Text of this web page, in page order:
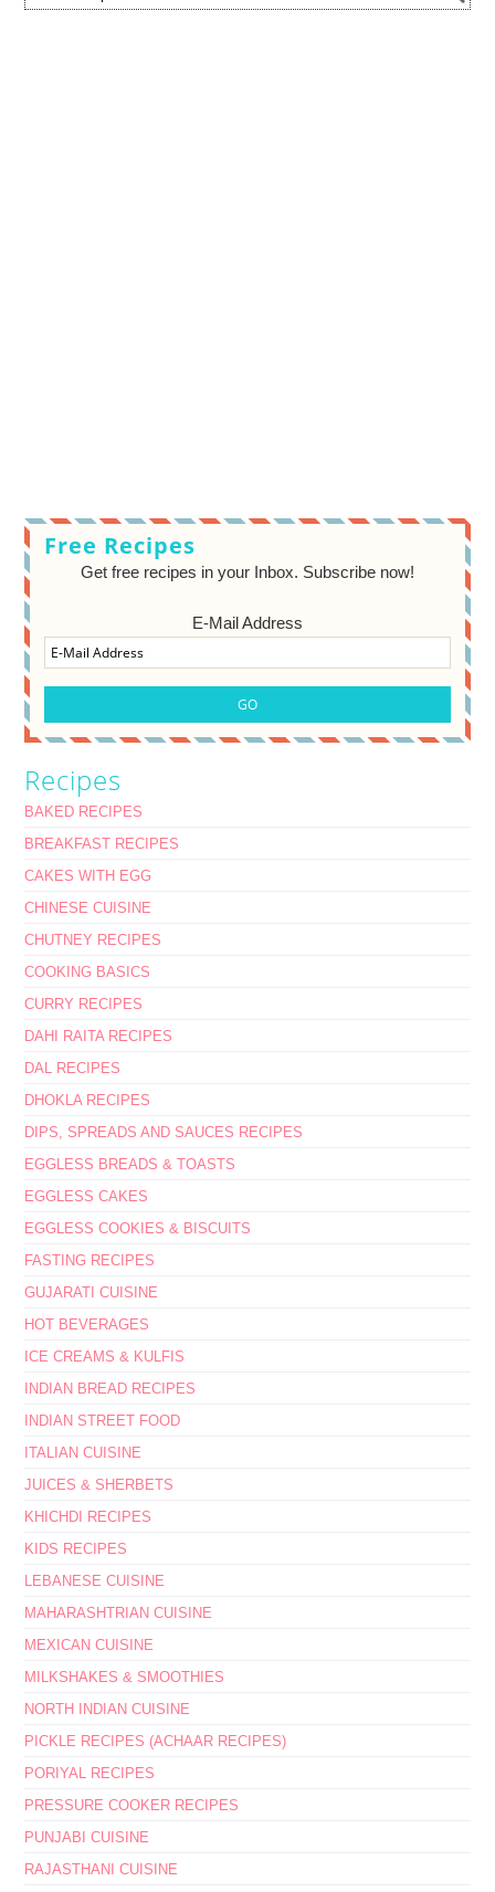
Free Recipes
Get free recipes in your Inbox. Subscribe now!
E-Mail Address
Recipes
BAKED RECIPES
BREAKFAST RECIPES
CAKES WITH EGG
CHINESE CUISINE
CHUTNEY RECIPES
COOKING BASICS
CURRY RECIPES
DAHI RAITA RECIPES
DAL RECIPES
DHOKLA RECIPES
DIPS, SPREADS AND SAUCES RECIPES
EGGLESS BREADS & TOASTS
EGGLESS CAKES
EGGLESS COOKIES & BISCUITS
FASTING RECIPES
GUJARATI CUISINE
HOT BEVERAGES
ICE CREAMS & KULFIS
INDIAN BREAD RECIPES
INDIAN STREET FOOD
ITALIAN CUISINE
JUICES & SHERBETS
KHICHDI RECIPES
KIDS RECIPES
LEBANESE CUISINE
MAHARASHTRIAN CUISINE
MEXICAN CUISINE
MILKSHAKES & SMOOTHIES
NORTH INDIAN CUISINE
PICKLE RECIPES (ACHAAR RECIPES)
PORIYAL RECIPES
PRESSURE COOKER RECIPES
PUNJABI CUISINE
RAJASTHANI CUISINE